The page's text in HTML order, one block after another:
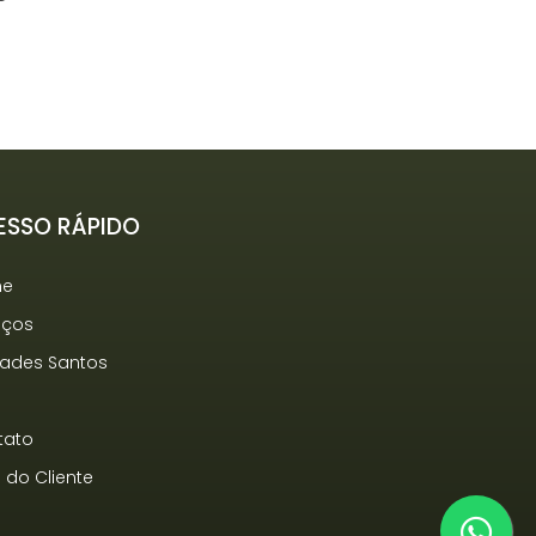
RÁPIDO
Santos
do Cliente